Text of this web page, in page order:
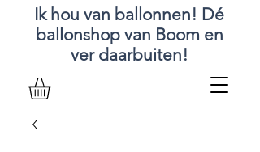
Ik hou van ballonnen! Dé
ballonshop van Boom en
ver daarbuiten!